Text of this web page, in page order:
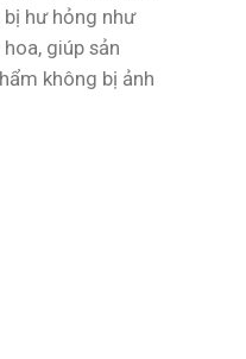
hư hỏng như
giúp sản
không bị ảnh